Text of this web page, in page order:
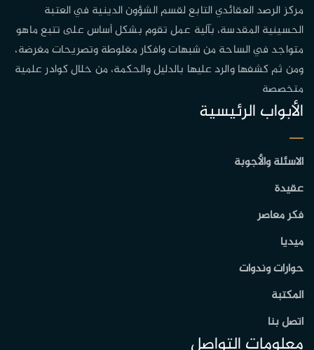
مركز الرصد العقائدي التابع لقسم الشؤون الدينية في العتبة
الحسينية المقدسة، بآلية عمل تقوم بشكل أساس على تتبع ماهو
متواجد في الساحة من شبهات وافكار مغلوطة وتصريحات مغرضة،
ومن ثم كشفها والرد عليها بالدليل والحكمة، من خلال كوادر علمية
متخصصة
الأبواب الرئيسية
الاسئلة والأجوبة
عقيدة
فكر معاصر
ميديا
حوارات وندوات
المكتبة
اتصل بنا